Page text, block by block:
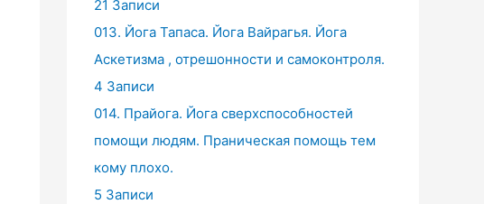
21 Записи
013. Йога Тапаса. Йога Вайрагья. Йога
Аскетизма , отрешонности и самоконтроля.
4 Записи
014. Прайога. Йога сверхспособностей
помощи людям. Праническая помощь тем
кому плохо.
5 Записи